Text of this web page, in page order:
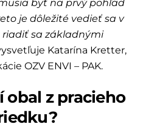
byť na prvý pohľad
je dôležité vedieť sa v
sa základnými
Katarína Kretter,
OZV ENVI – PAK.
obal z pracieho